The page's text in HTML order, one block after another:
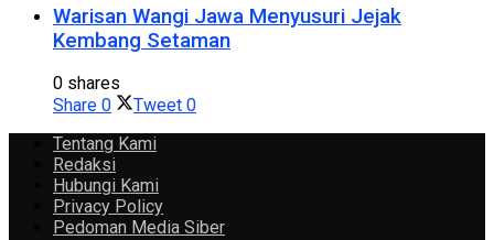
Warisan Wangi Jawa Menyusuri Jejak
Kembang Setaman
0 shares
Share 0 Tweet 0
Tentang Kami
Redaksi
Hubungi Kami
Privacy Policy
Pedoman Media Siber